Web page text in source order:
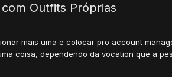
Outfits Próprias
mais uma e colocar pro account
coisa, dependendo da vocation que a